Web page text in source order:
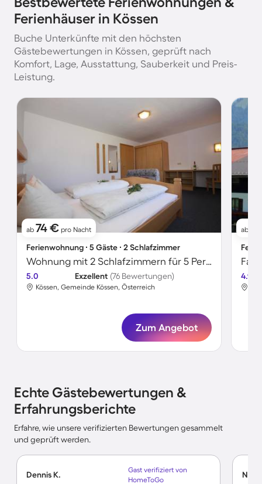
Ferienhäuser in Kössen
Buche Unterkünfte mit den höchsten
Gästebewertungen in Kössen, geprüft nach
Komfort, Lage, Ausstattung, Sauberkeit und Preis-
Leistung.
ab 74 € pro Nacht
Ferienwohnung ∙ 5 Gäste ∙ 2 Schlafzimmer
Wohnung mit 2 Schlafzimmern für 5 Personen
5.0 Exzellent (76 Bewertungen)
Kössen, Gemeinde Kössen, Österreich
Zum Angebot
ab
4.9
Echte Gästebewertungen &
Erfahrungsberichte
Erfahre, wie unsere verifizierten Bewertungen gesammelt
und geprüft werden.
Dennis K.
Gast verifiziert von
HomeToGo